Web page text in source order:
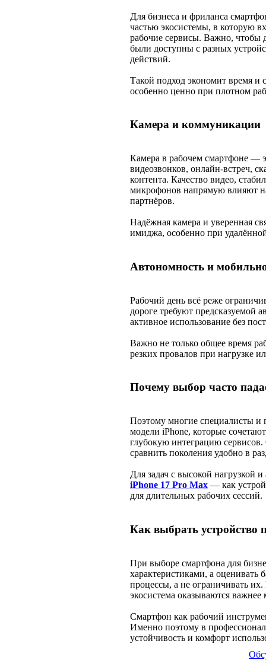
Для бизнеса и фриланса
частью экосистемы, в которую
рабочие сервисы. Важно, чтобы
были доступны с разных
действий.
Такой подход экономит время и
особенно ценно при плотном
Камера и коммуникации
Камера в рабочем смартфоне —
видеозвонков, онлайн-встреч,
контента. Качество видео,
микрофонов напрямую влияют
партнёров.
Надёжная камера и уверенная
имиджа, особенно при
Автономность и
Рабочий день всё реже
дороге требуют предсказуемой
активное использование без
Важно не только общее время
резких провалов при нагрузке
Почему выбор часто
Поэтому многие специалисты и
модели iPhone, которые
глубокую интеграцию
сравнить поколения удобно в
Для задач с высокой нагрузкой
iPhone 17 Pro Max — как
для длительных рабочих сессий.
Как выбрать устройство
При выборе смартфона для
характеристиками, а оценивать
процессы, а не ограничивать
экосистема оказываются
Смартфон как рабочий
Именно поэтому в
устойчивость и комфорт